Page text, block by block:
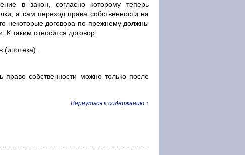
в закон, согласно которому теперь
а сам переход права собственности на
некоторые договора по-прежнему должны
К таким относится договор:
(ипотека).
право собственности можно только после
Вернуться к содержанию ↑